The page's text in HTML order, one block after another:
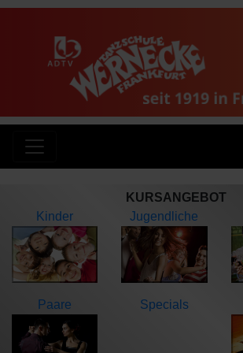
KURSANGEBOT
Kinder
Jugendliche
Paare Specials